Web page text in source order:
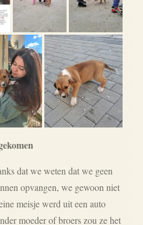
dat we weten dat we geen
opvangen, we gewoon niet
meisje werd uit een auto
moeder of broers zou ze het